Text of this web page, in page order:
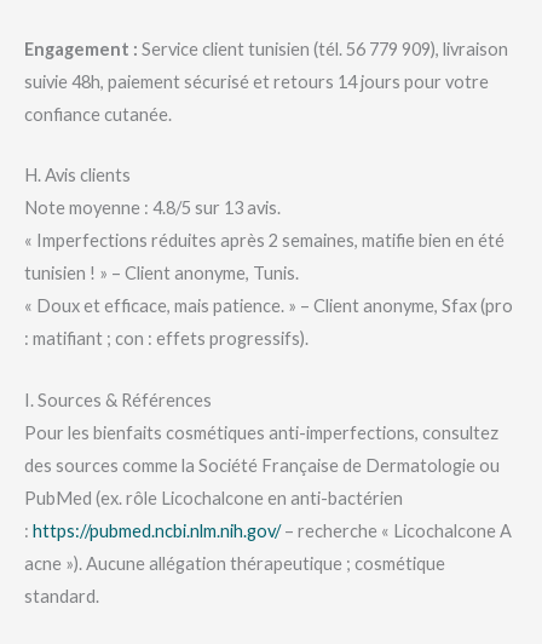
Engagement : Service client tunisien (tél. 56 779 909), livraison
suivie 48h, paiement sécurisé et retours 14 jours pour votre
confiance cutanée.
H. Avis clients
Note moyenne : 4.8/5 sur 13 avis.
« Imperfections réduites après 2 semaines, matifie bien en été
tunisien ! » – Client anonyme, Tunis.
« Doux et efficace, mais patience. » – Client anonyme, Sfax (pro
: matifiant ; con : effets progressifs).
I. Sources & Références
Pour les bienfaits cosmétiques anti-imperfections, consultez
des sources comme la Société Française de Dermatologie ou
PubMed (ex. rôle Licochalcone en anti-bactérien
: https://pubmed.ncbi.nlm.nih.gov/– recherche « Licochalcone A
acne »). Aucune allégation thérapeutique ; cosmétique
standard.